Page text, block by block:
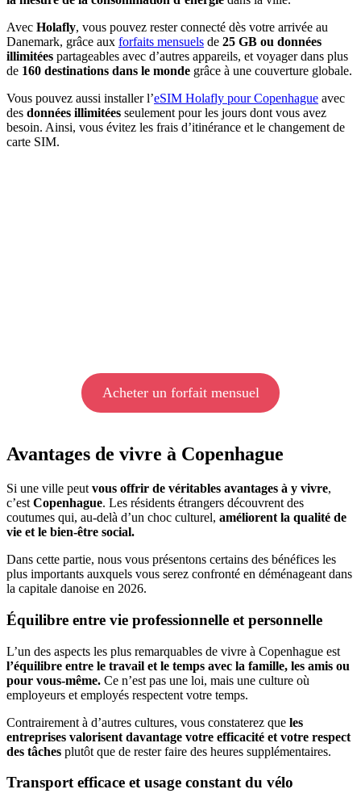
Avec Holafly, vous pouvez rester connecté dès votre arrivée au
Danemark, grâce aux forfaits mensuels de 25 GB ou données
illimitées partageables avec d’autres appareils, et voyager dans plus
de 160 destinations dans le monde grâce à une couverture globale.
Vous pouvez aussi installer l’eSIM Holafly pour Copenhague avec
des données illimitées seulement pour les jours dont vous avez
besoin. Ainsi, vous évitez les frais d’itinérance et le changement de
carte SIM.
Acheter un forfait mensuel
Avantages de vivre à Copenhague
Si une ville peut vous offrir de véritables avantages à y vivre,
c’est Copenhague. Les résidents étrangers découvrent des
coutumes qui, au-delà d’un choc culturel, améliorent la qualité de
vie et le bien-être social.
Dans cette partie, nous vous présentons certains des bénéfices les
plus importants auxquels vous serez confronté en déménageant dans
la capitale danoise en 2026.
Équilibre entre vie professionnelle et personnelle
L’un des aspects les plus remarquables de vivre à Copenhague est
l’équilibre entre le travail et le temps avec la famille, les amis ou
pour vous-même. Ce n’est pas une loi, mais une culture où
employeurs et employés respectent votre temps.
Contrairement à d’autres cultures, vous constaterez que les
entreprises valorisent davantage votre efficacité et votre respect
des tâches plutôt que de rester faire des heures supplémentaires.
Transport efficace et usage constant du vélo